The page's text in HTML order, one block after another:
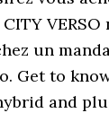
un
Get to
and